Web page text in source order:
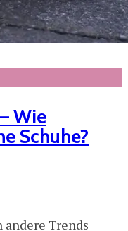
Wie
Schuhe?
andere Trends